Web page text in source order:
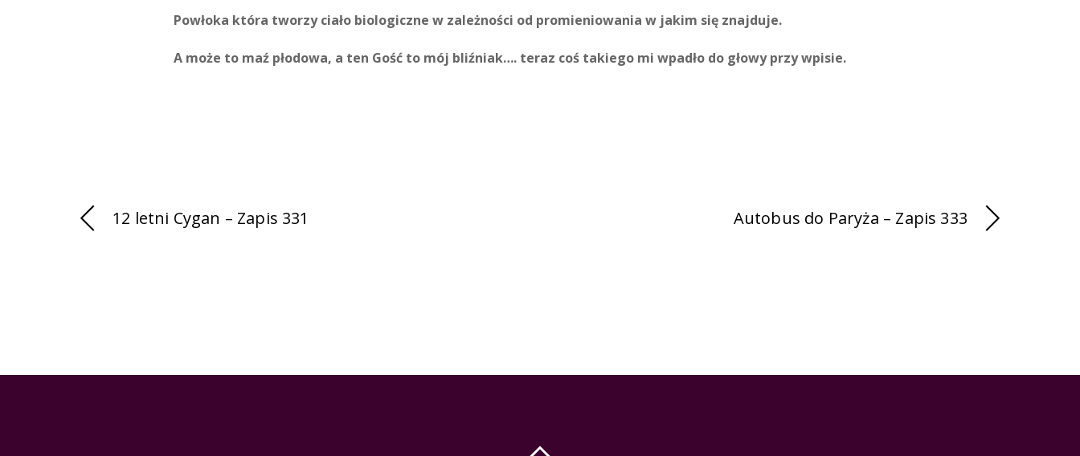
Powłoka która tworzy ciało biologiczne w zależności od promieniowania w jakim się znajduje.
A może to maź płodowa, a ten Gość to mój bliźniak…. teraz coś takiego mi wpadło do głowy przy wpisie.
12 letni Cygan – Zapis 331 Autobus do Paryża – Zapis 333